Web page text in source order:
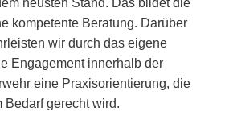
neusten Stand. Das bildet die
kompetente Beratung. Darüber
wir durch das eigene
Engagement innerhalb der
eine Praxisorientierung, die
Bedarf gerecht wird.